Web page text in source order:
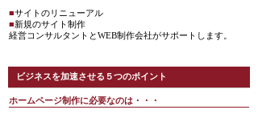
■サイトのリニューアル
■新規のサイト制作
経営コンサルタントとWEB制作会社がサポートします。
ビジネスを加速させる５つのポイント
ホームページ制作に必要なのは・・・